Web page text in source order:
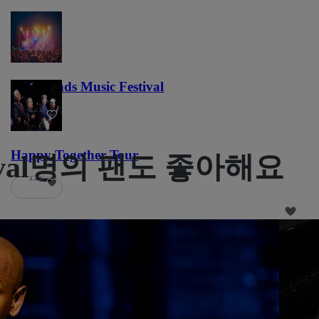
Lost Lands Music Festival
121
Happy Together Tour
111
명의 팬도 좋아해요